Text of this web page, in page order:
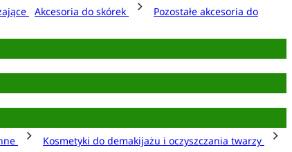
Akcesoria do skórek
Pozostałe akcesoria do
Kosmetyki do demakijażu i oczyszczania twarzy